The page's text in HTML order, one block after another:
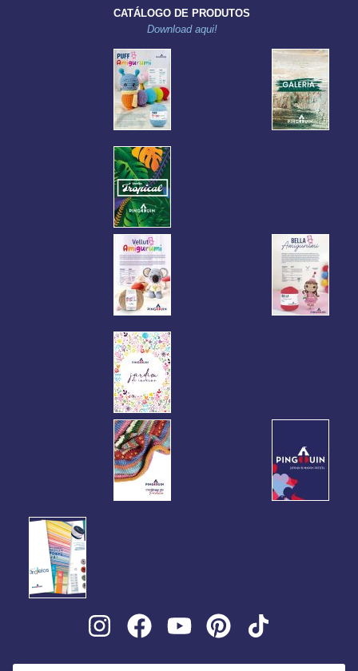
CATÁLOGO DE PRODUTOS
Download aqui!